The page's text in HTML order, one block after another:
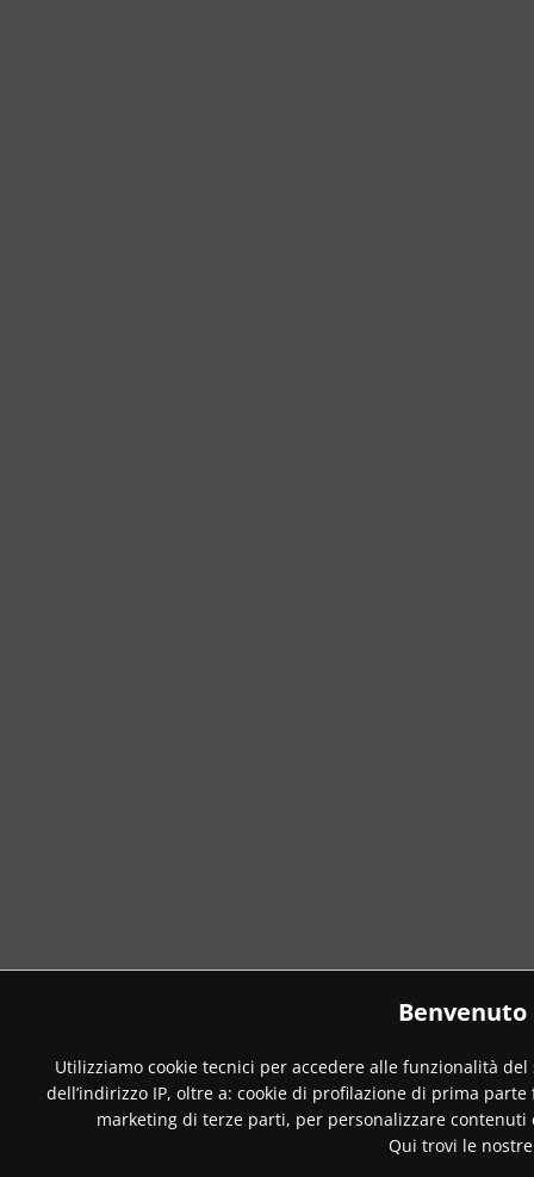
Utilizziamo cookie tecnici per accedere alle funzionalità
dell’indirizzo IP, oltre a: cookie di profilazione di prima
marketing di terze parti, per personalizzare
Qui trovi le